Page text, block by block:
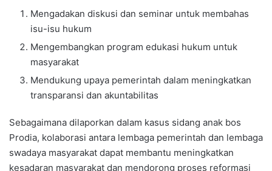
Mengadakan diskusi dan seminar untuk membahas
isu-isu hukum
Mengembangkan program edukasi hukum untuk
masyarakat
Mendukung upaya pemerintah dalam meningkatkan
transparansi dan akuntabilitas
Sebagaimana dilaporkan dalam kasus sidang anak bos
Prodia, kolaborasi antara lembaga pemerintah dan lembaga
swadaya masyarakat dapat membantu meningkatkan
kesadaran masyarakat dan mendorong proses reformasi